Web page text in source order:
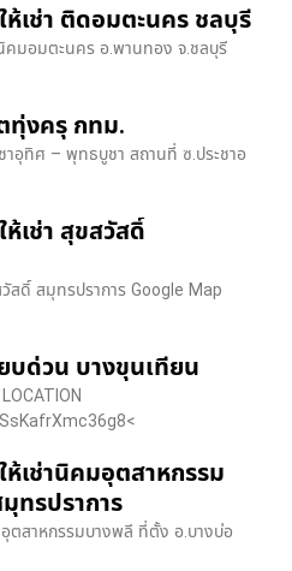
ห้เช่า ติดอมตะนคร ชลบุรี
นิคมอมตะนคร อ.พานทอง จ.ชลบุรี
ทุ่งครุ กทม.
ชาอุทิศ – พุทธบูชา สถานที่ ซ.ประชาอ
ห้เช่า สุขสวัสดิ์
วัสดิ์ สมุทรปราการ Google Map
ยบด่วน บางขุนเทียน
ห้เช่านิคมอุตสาหกรรม
ทรปราการ
อุตสาหกรรมบางพลี ที่ตั้ง อ.บางบ่อ